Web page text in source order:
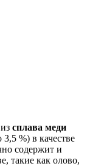
сплава меди
3,5 %) в качестве
содержит и
такие как олово,